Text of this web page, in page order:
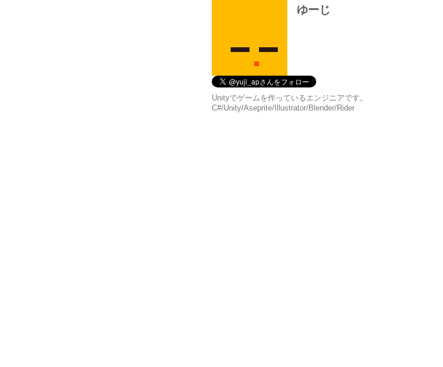
ゆーじ
Unityでゲームを作っているエンジニアです。
C#/Unity/Aseprite/Illustrator/Blender/Rider